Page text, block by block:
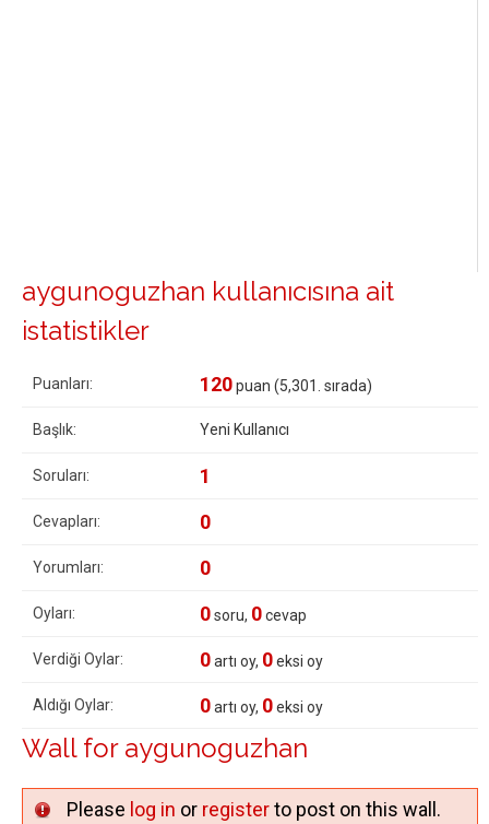
aygunoguzhan kullanıcısına ait
istatistikler
Puanları: 120puan (5,301 . sırada)
Başlık: Yeni Kullanıcı
Soruları: 1
Cevapları: 0
Yorumları: 0
Oyları: 0soru, 0cevap
Verdiği Oylar: 0artı oy, 0eksi oy
Aldığı Oylar: 0artı oy, 0eksi oy
Wall for aygunoguzhan
Please log in or registerto post on this wall.